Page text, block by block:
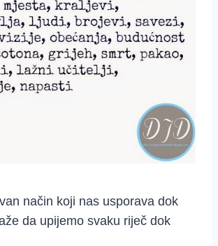
način koji nas usporava dok
da upijemo svaku riječ dok